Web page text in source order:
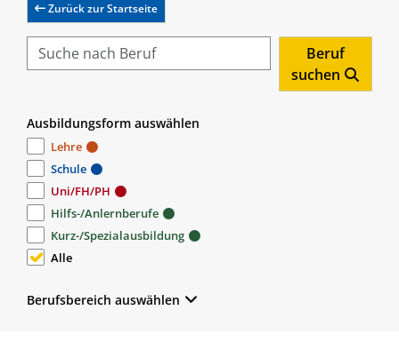
Zurück zur Startseite
Beruf
suchen
Ausbildungsform auswählen
Lehre
Schule
Uni/FH/PH
Hilfs-/Anlernberufe
Kurz-/Spezialausbildung
Alle
Berufsbereich auswählen